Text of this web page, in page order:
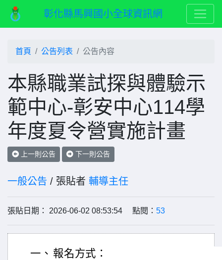
彰化縣馬興國小全球資訊網
首頁 公告列表 公告內容
本縣職業試探與體驗示
範中心-彰安中心114學
年度夏令營實施計畫
上一則公告 下一則公告
一般公告 / 張貼者 輔導主任
張貼日期： 2026-06-02 08:53:54 點閱： 53
一、 報名方式：